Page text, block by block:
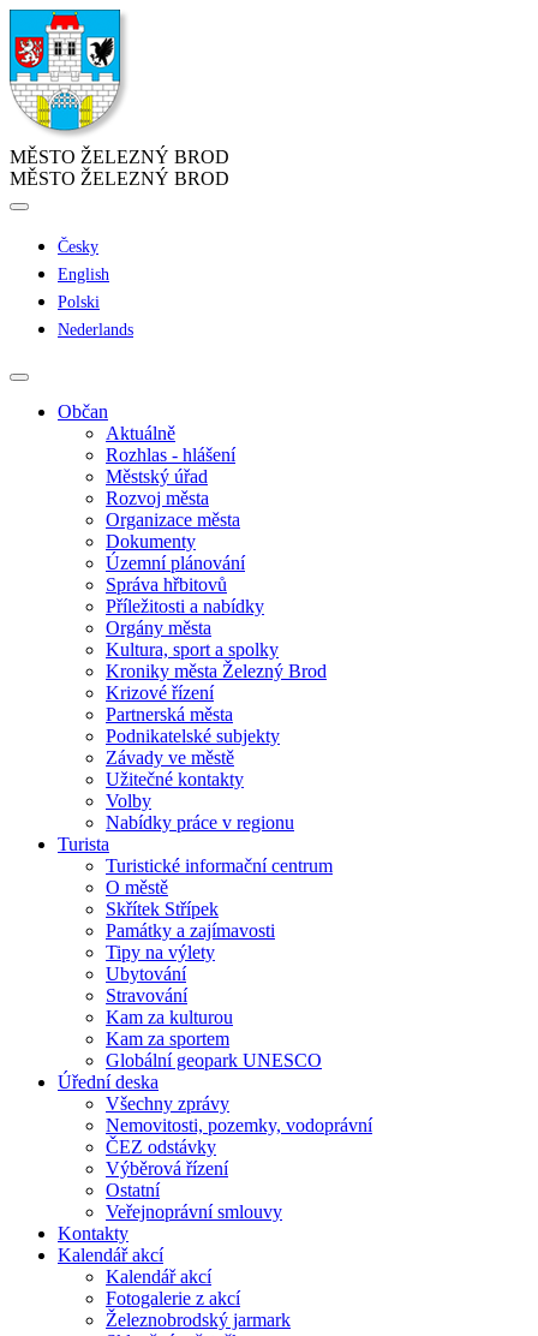
MĚSTO ŽELEZNÝ BROD
MĚSTO ŽELEZNÝ BROD
Česky
English
Polski
Nederlands
Občan
Aktuálně
Rozhlas - hlášení
Městský úřad
Rozvoj města
Organizace města
Dokumenty
Územní plánování
Správa hřbitovů
Příležitosti a nabídky
Orgány města
Kultura, sport a spolky
Kroniky města Železný Brod
Krizové řízení
Partnerská města
Podnikatelské subjekty
Závady ve městě
Užitečné kontakty
Volby
Nabídky práce v regionu
Turista
Turistické informační centrum
O městě
Skřítek Střípek
Památky a zajímavosti
Tipy na výlety
Ubytování
Stravování
Kam za kulturou
Kam za sportem
Globální geopark UNESCO
Úřední deska
Všechny zprávy
Nemovitosti, pozemky, vodoprávní
ČEZ odstávky
Výběrová řízení
Ostatní
Veřejnoprávní smlouvy
Kontakty
Kalendář akcí
Kalendář akcí
Fotogalerie z akcí
Železnobrodský jarmark